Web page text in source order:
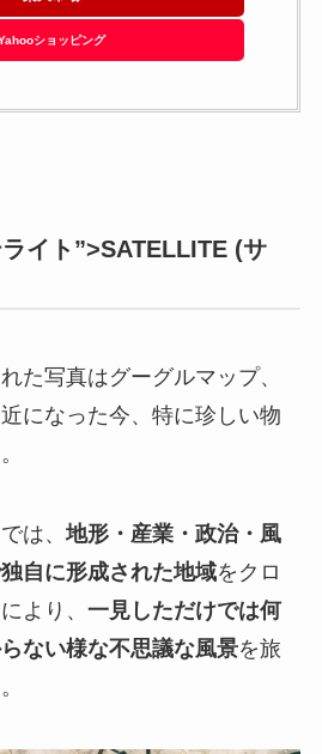
ショッピング
イト”>SATELLITE (サ
た写真はグーグルマップ、
になった今、特に珍しい物
は、地形・産業・政治・風
自に形成された地域をクロ
より、 一見しただけでは何
ない様な不思議な風景を旅